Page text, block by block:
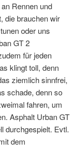
Rennen und
die brauchen wir
oder uns
GT 2
für jeden
klingt toll, denn
ziemlich sinnfrei,
schade, denn so
fahren, um
Asphalt Urban GT
durchgespielt. Evtl.
dem